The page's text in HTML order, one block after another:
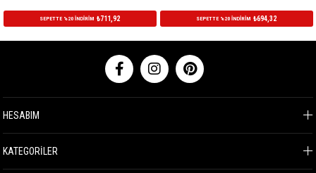
%20 İNDİRİM ₺711,92 SEPETTE %20 İNDİRİM ₺694,32
HESABIM
KATEGORİLER